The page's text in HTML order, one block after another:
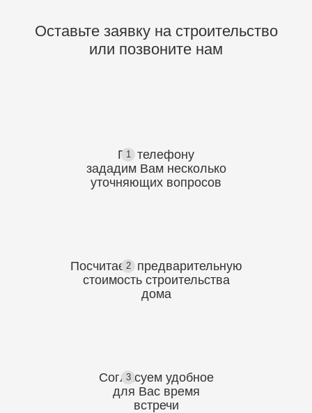
Оставьте заявку на строительство
или позвоните нам
1
По телефону
зададим Вам несколько
уточняющих вопросов
2
Посчитаем предварительную
стоимость строительства
дома
3
Согласуем удобное
для Вас время
встречи